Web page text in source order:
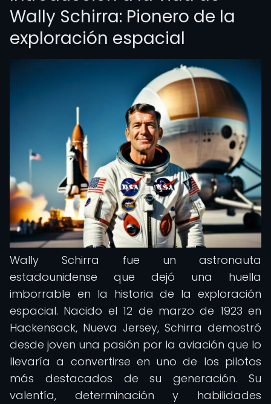
Wally Schirra: Pionero de la
exploración espacial
Wally Schirra fue un astronauta
estadounidense que dejó una huella
imborrable en la historia de la exploración
espacial. Nacido el 12 de marzo de 1923 en
Hackensack, Nueva Jersey, Schirra demostró
desde joven una pasión por la aviación que lo
llevaría a convertirse en uno de los pilotos
más destacados de su generación. Su
valentía, determinación y habilidades